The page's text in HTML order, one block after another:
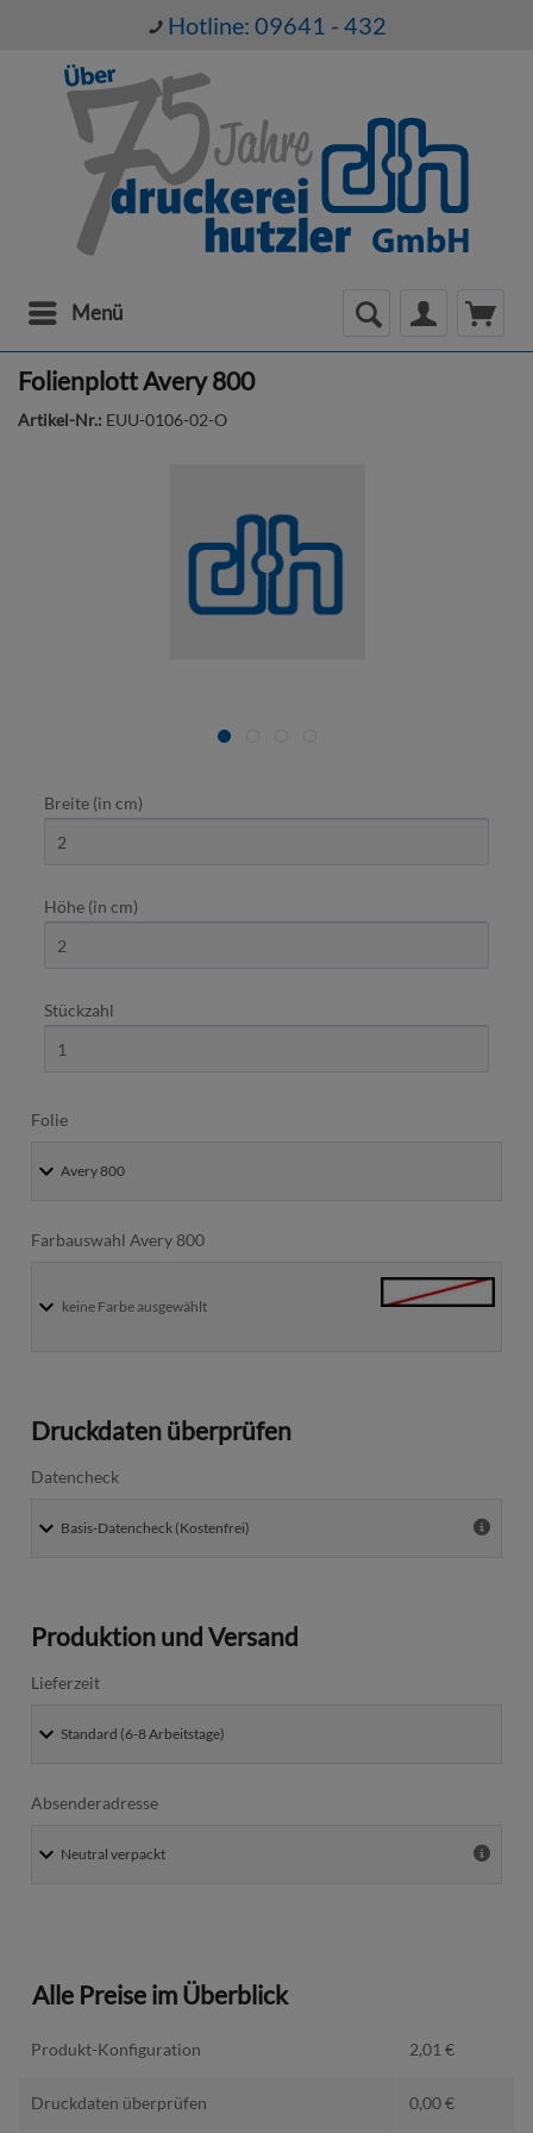
Hotline: 09641 - 432
Menü
Folienplott Avery 800
Artikel-Nr.: EUU-0106-02-O
Breite (in cm)
Höhe (in cm)
Stückzahl
Folie
Farbauswahl Avery 800
keine Farbe ausgewählt
Druckdaten überprüfen
Datencheck
Produktion und Versand
Lieferzeit
Absenderadresse
Alle Preise im Überblick
Produkt-Konfiguration 2,01 €
Druckdaten überprüfen 0,00€